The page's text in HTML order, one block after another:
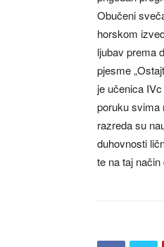
Obučeni
horskom
ljubav prema
pjesme
je učenica
poruku svima
razreda su
duhovnosti
te na taj